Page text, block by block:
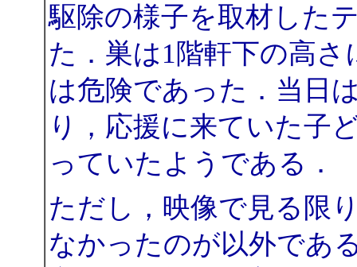
駆除の様子を取材した
た．巣は1階軒下の高
は危険であった．当日
り，応援に来ていた子
っていたようである．
ただし，映像で見る限
なかったのが以外であ